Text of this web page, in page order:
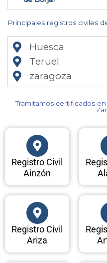
Principales registros civiles
Huesca
Teruel
zaragoza
Tramitamos certificados
Registro Civil
Ainzón
Registro Civil
Ariza